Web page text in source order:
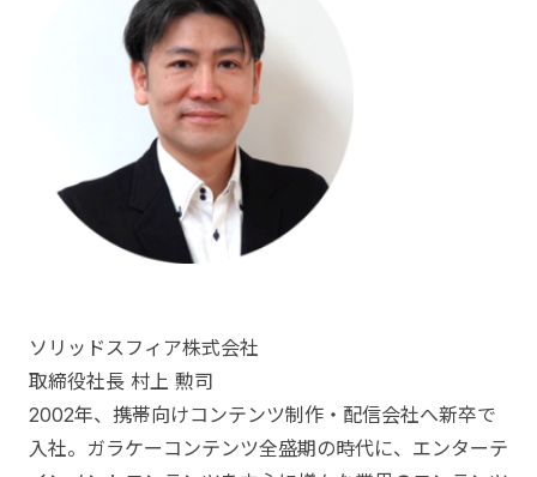
ソリッドスフィア株式会社
取締役社長 村上 勲司
2002年、携帯向けコンテンツ制作・配信会社へ新卒で
入社。ガラケーコンテンツ全盛期の時代に、エンターテ